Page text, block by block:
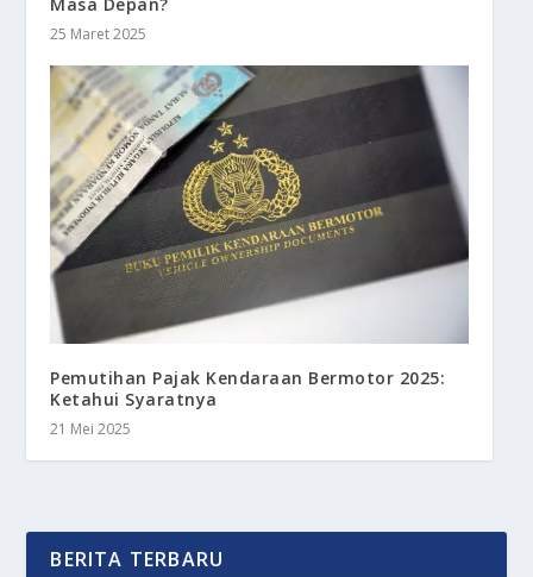
25 Maret 2025
Pemutihan Pajak Kendaraan Bermotor 2025:
Ketahui Syaratnya
21 Mei 2025
BERITA TERBARU